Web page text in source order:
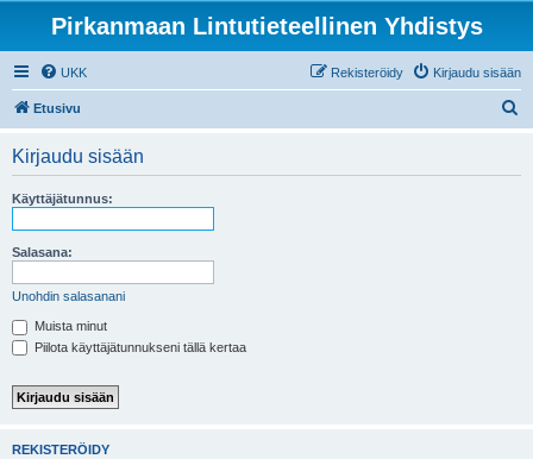
Pirkanmaan Lintutieteellinen Yhdistys
UKK Kirjaudu sisään
Rekisteröidy
Etusivu
Kirjaudu sisään
Käyttäjätunnus:
Salasana:
Unohdin salasanani
Muista minut
Piilota käyttäjätunnukseni tällä kertaa
REKISTERÖIDY